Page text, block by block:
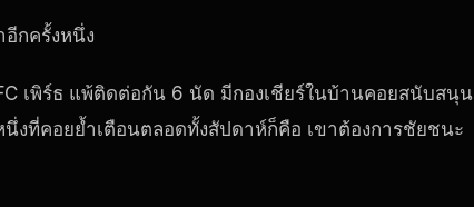
กครั้งหนึ่ง
เพิร์ธ แพ้ติดต่อกัน 6 นัด มีกองเชียร์ในบ้านคอยสนับสนุน
งที่คอยย้ำเตือนตลอดทั้งสัปดาห์ก็คือ เขาต้องการชัยชนะ